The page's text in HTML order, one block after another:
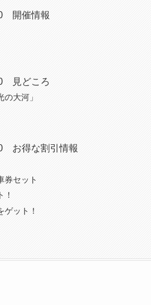
開催情報
見どころ
大河」
お得な割引情報
券セット
ット！